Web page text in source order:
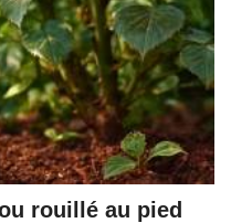
rouillé au pied